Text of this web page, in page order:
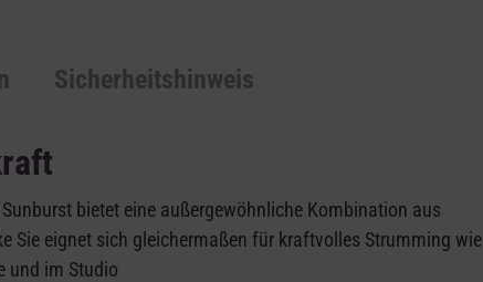
Sicherheitshinweis
bietet eine außergewöhnliche Kombination aus
Sie eignet sich gleichermaßen für kraftvolles Strumming wie
und im Studio